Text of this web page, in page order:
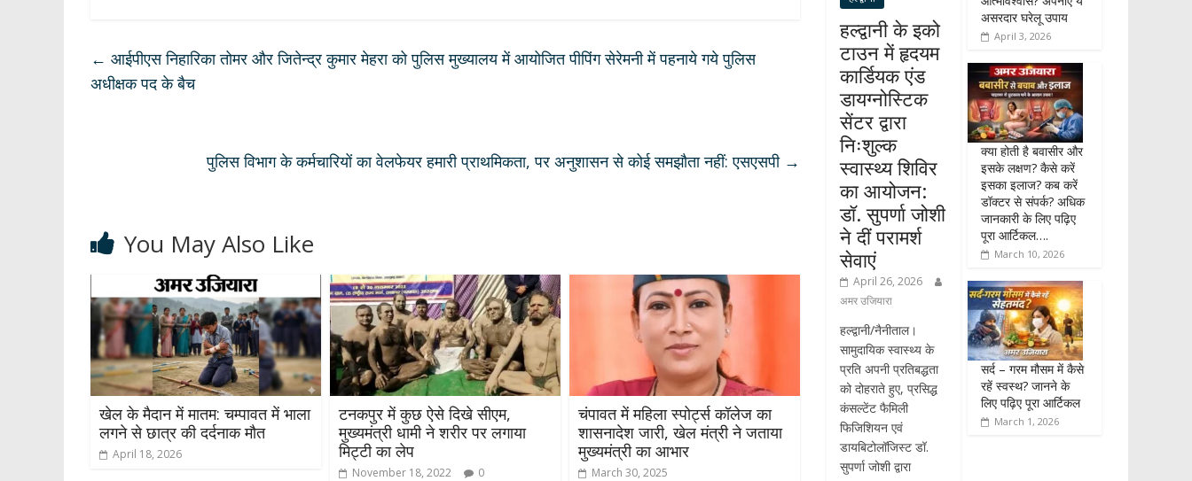
s
A
b
o
gr e e
← आईपीएस निहारिका तोमर और जितेन्द्र कुमार मेहरा को पुलिस मुख्यालय में आयोजित पीपिंग सेरेमनी में पहनाये गये पुलिस
अधीक्षक पद के बैच
पुलिस विभाग के कर्मचारियों का वेलफेयर हमारी प्राथमिकता, पर अनुशासन से कोई समझौता नहीं: एसएसपी →
You May Also Like
खेल के मैदान में मातम: चम्पावत में भाला
लगने से छात्र की दर्दनाक मौत
April 18, 2026
टनकपुर में कुछ ऐसे दिखे सीएम,
मुख्यमंत्री धामी ने शरीर पर लगाया
मिट्टी का लेप
November 18, 2022 0
चंपावत में महिला स्पोर्ट्स कॉलेज का
शासनादेश जारी, खेल मंत्री ने जताया
मुख्यमंत्री का आभार
March 30, 2025
हल्द्वानी के इको
टाउन में हृदयम
कार्डियक एंड
डायग्नोस्टिक
सेंटर द्वारा
निःशुल्क
स्वास्थ्य शिविर
का आयोजन:
डॉ. सुपर्णा जोशी
ने दीं परामर्श
सेवाएं
April 26, 2026
अमर उजियारा
हल्द्वानी/नैनीताल।
सामुदायिक स्वास्थ्य के
प्रति अपनी प्रतिबद्धता
को दोहराते हुए, प्रसिद्ध
कंसल्टेंट फैमिली
फिजिशियन एवं
डायबिटोलॉजिस्ट डॉ.
सुपर्णा जोशी द्वारा
असरदार घरेलू उपाय
April 3, 2026
क्या होती है बवासीर और
इसके लक्षण? कैसे करें
इसका इलाज? कब करें
डॉक्टर से संपर्क? अधिक
जानकारी के लिए पढ़िए
पूरा आर्टिकल….
March 10, 2026
सर्द – गरम मौसम में कैसे
रहें स्वस्थ? जानने के
लिए पढ़िए पूरा आर्टिकल
March 1, 2026